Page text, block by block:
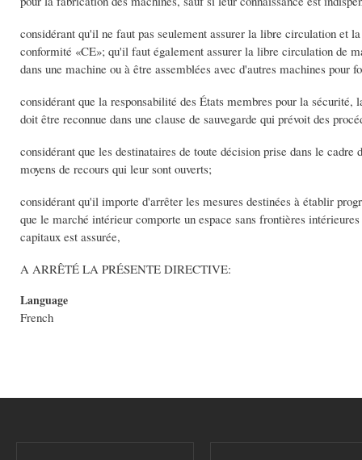
considérant qu'il ne faut pas seulement assurer la libre circulation et
conformité «CE»; qu'il faut également assurer la libre circulation de
dans une machine ou à être assemblées avec d'autres machines pour
considérant que la responsabilité des États membres pour la
doit être reconnue dans une clause de sauvegarde qui prévoit des
considérant que les destinataires de toute décision prise dans le
moyens de recours qui leur sont ouverts;
considérant qu'il importe d'arrêter les mesures destinées à établir
que le marché intérieur comporte un espace sans frontières
capitaux est assurée,
A ARRÊTÉ LA PRÉSENTE DIRECTIVE:
Language
French